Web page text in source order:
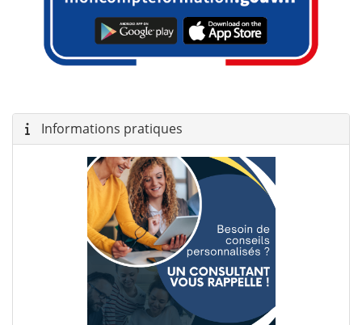
Informations pratiques